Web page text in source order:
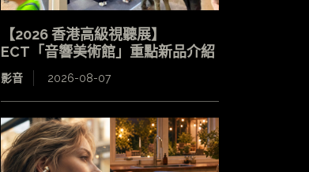
【2026 香港高級視聽展】
ECT「音響美術館」重點新品介紹
影音 2026-08-07